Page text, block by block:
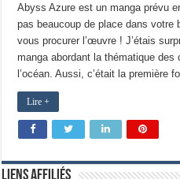
Abyss Azure est un manga prévu
pas beaucoup de place dans votre
vous procurer l’œuvre ! J’étais
manga abordant la thématique
l’océan. Aussi, c’était la première
Lire +